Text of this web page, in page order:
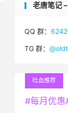
老唐笔记
QQ 群：
TG 群：
吐血推荐
#每月优惠